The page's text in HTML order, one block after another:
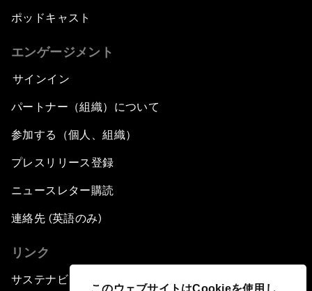
このウェブサイトはCookieを使用し
ポッドキャスト
エンゲージメント
サインイン
パートナー（組織）について
参加する（個人、組織）
プレスリリース登録
ニュースレター購読
連絡先 (英語のみ)
リンク
サステナビリティへの取り組み